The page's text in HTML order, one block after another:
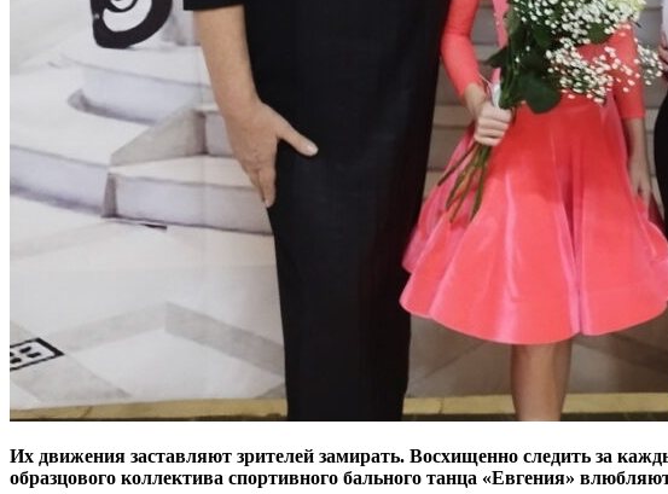
Их движения заставляют зрителей замирать. Восхищенно следить за
образцового коллектива спортивного бального танца «Евгения»